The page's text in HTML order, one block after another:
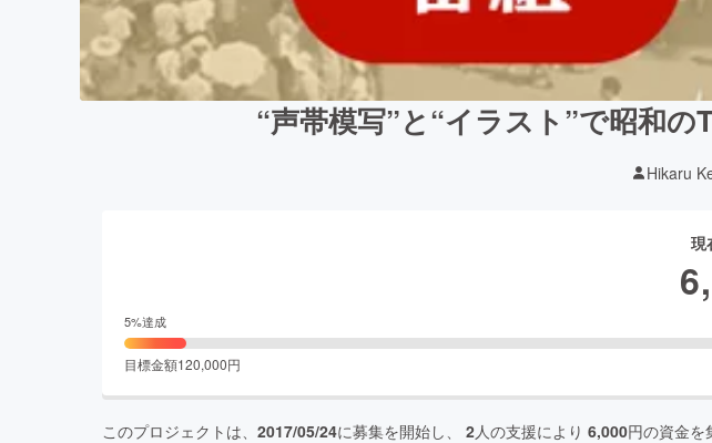
“声帯模写”と“イラスト”で昭和
Hikaru
現
5%達成
目標金額120,000円
このプロジェクトは、 2017/05/24に募集を開始し、 2人の支援により 6,000円の資金を